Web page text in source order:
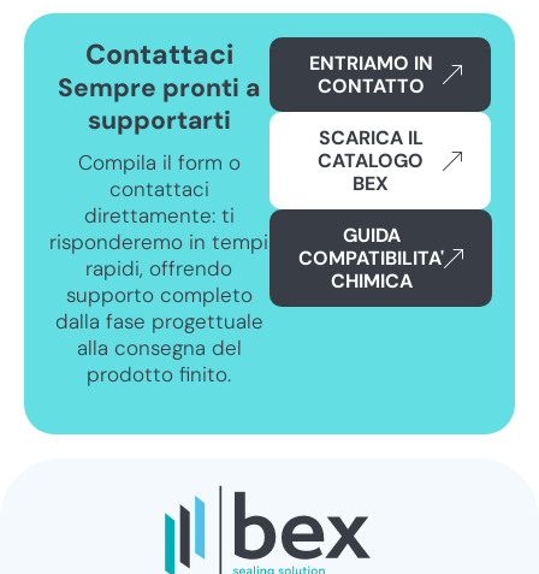
Contattaci
Sempre pronti a
supportarti
Compila il form o
contattaci
direttamente: ti
risponderemo in tempi
rapidi, offrendo
supporto completo
dalla fase progettuale
alla consegna del
prodotto finito.
ENTRIAMO IN
CONTATTO
SCARICA IL
CATALOGO
BEX
GUIDA
COMPATIBILITA'
CHIMICA